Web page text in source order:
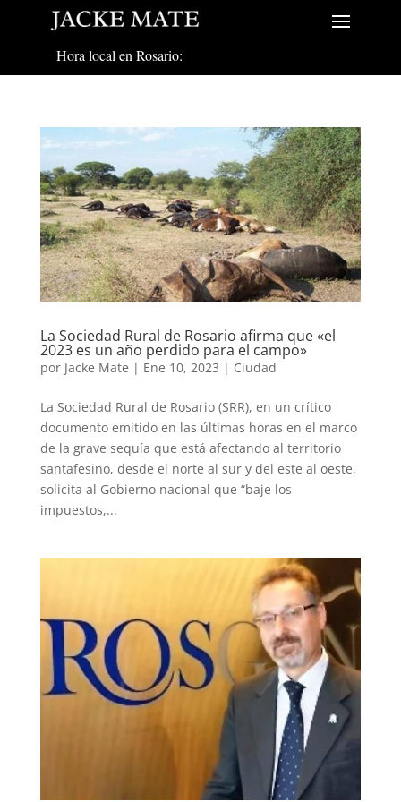
Hora local en Rosario:
La Sociedad Rural de Rosario afirma que «el
2023 es un año perdido para el campo»
por Jacke Mate | Ene 10, 2023 | Ciudad
La Sociedad Rural de Rosario (SRR), en un crítico
documento emitido en las últimas horas en el marco
de la grave sequía que está afectando al territorio
santafesino, desde el norte al sur y del este al oeste,
solicita al Gobierno nacional que “baje los
impuestos,...